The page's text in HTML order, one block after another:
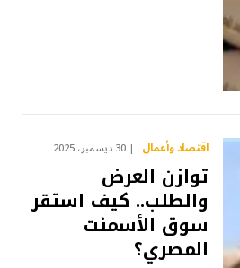
اقتصاد وأعمال 30 ديسمبر، 2025
توازن العرض
والطلب.. كيف استقر
سوق الأسمنت
المصري؟